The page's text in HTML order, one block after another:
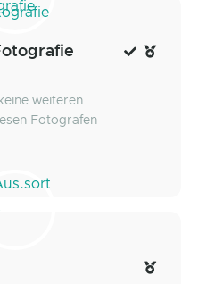
weiteren
Fotografen